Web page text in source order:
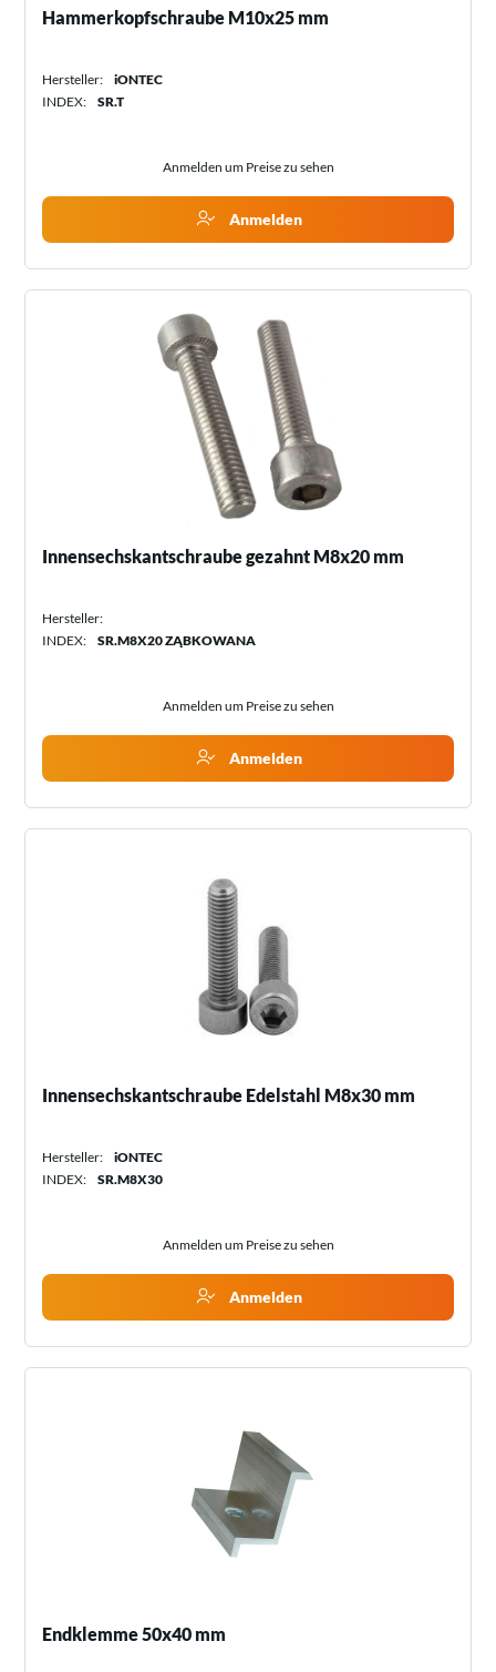
Hammerkopfschraube M10x25 mm
Hersteller:
iONTEC
INDEX:
SR.T
Anmelden um Preise zu sehen
Anmelden
Innensechskantschraube gezahnt M8x20 mm
Hersteller:
INDEX:
SR.M8X20 ZĄBKOWANA
Anmelden um Preise zu sehen
Anmelden
Innensechskantschraube Edelstahl M8x30 mm
Hersteller:
iONTEC
INDEX:
SR.M8X30
Anmelden um Preise zu sehen
Anmelden
Endklemme 50x40 mm